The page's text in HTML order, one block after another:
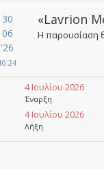
30
06
'26
«Lavrion
Η παρουσίαση
4 Ιουλίου 2026
Έναρξη
4 Ιουλίου 2026
Λήξη